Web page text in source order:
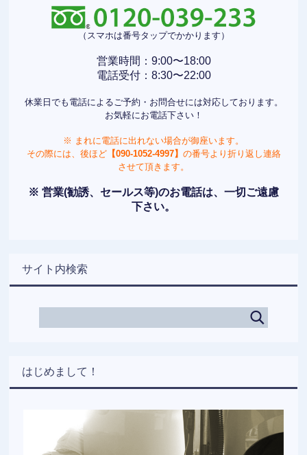
（スマホは番号タップでかかります）
営業時間：9:00〜18:00
電話受付：8:30〜22:00
休業日でも電話によるご予約・お問合せには対応しております。
お気軽にお電話下さい！
※ まれに電話に出れない場合が御座います。
その際には、後ほど【090-1052-4997】 の番号より折り返し連絡
させて頂きます。
※ 営業(勧誘、セールス等)のお電話は、一切ご遠慮
下さい。
サイト内検索
はじめまして！